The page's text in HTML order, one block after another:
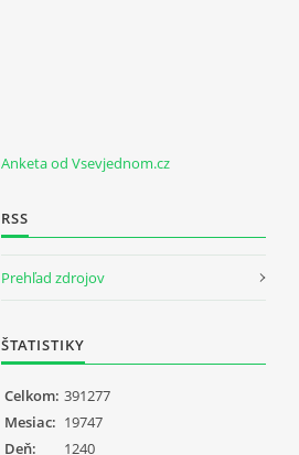
Anketa od Vsevjednom.cz
RSS
Prehľad zdrojov
ŠTATISTIKY
Celkom: 391277
Mesiac: 19747
Deň:
1240